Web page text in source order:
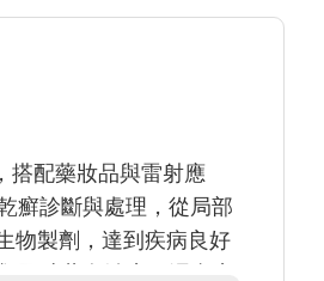
搭配藥妝品與雷射應
癬診斷與處理，從局部
物製劑，達到疾病良好